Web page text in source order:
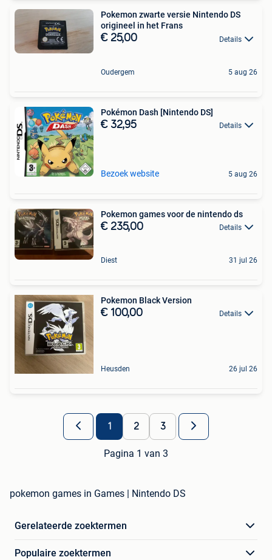
Pokemon zwarte versie Nintendo DS
origineel in het Frans
€ 25,00 Details
Oudergem 5 aug 26
Pokémon Dash [Nintendo DS]
€ 32,95 Details
Bezoek website 5 aug 26
Pokemon games voor de nintendo ds
€ 235,00 Details
Diest 31 jul 26
Pokemon Black Version
€ 100,00 Details
Heusden 26 jul 26
1 2 3
Pagina 1 van 3
pokemon games in Games | Nintendo DS
Gerelateerde zoektermen
Populaire zoektermen